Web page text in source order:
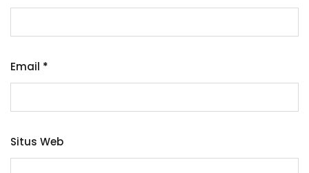
Email *
Situs Web